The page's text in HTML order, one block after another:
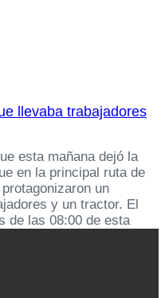
llevaba trabajadores
esta mañana dejó la
en la principal ruta de
un
y un tractor. El
de las 08:00 de esta